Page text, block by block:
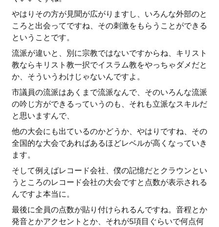
やはりその方が見聞が広がりますし、いろんな外部のと
ころと出会ってですね、その刺激をもらうことができる
ということです。
流派が違いと、別に宗教ではないですからね、キリスト
教ならキリスト教一択でイスラム教をやっちゃダメだと
か、そういうわけじゃないんですよ。
市議員の流派はあくまで流派なんで、そのいろんな流派
の吟じ方ができるっていうのも、それも立派なスキルだ
と思いますんで、
他の大会にも出ているのかどうか、やはりですね、その
全国的な大会であればあるほどレベルが高くなっていき
ます。
そして例えばレコード会社、僕の記憶だとクラウンとい
うところのレコード会社の大会ですと点数が表示される
んですよ本当に。
最後に全員の点数が貼り付けられるんですね。音程とか
発音とかアクセントとか、それが5項目ぐらいで何点何